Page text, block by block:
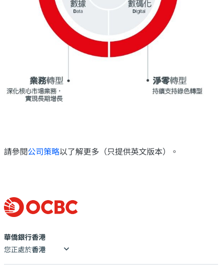
請參閱公司策略以了解更多（只提供英文版本）。
華僑銀行香港
您正處於